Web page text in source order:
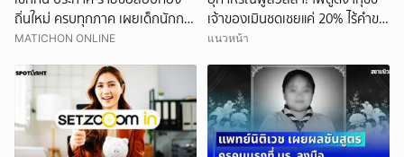
ถิ่นใหม่ ครบทุกภาค เผยเด็กนักการ
เมืองดังหลุดอื้อ
MATICHON ONLINE
เจ้าของเมินชดเชยแค่ 20% ไร้คำขอ
โทษ
แนวหน้า